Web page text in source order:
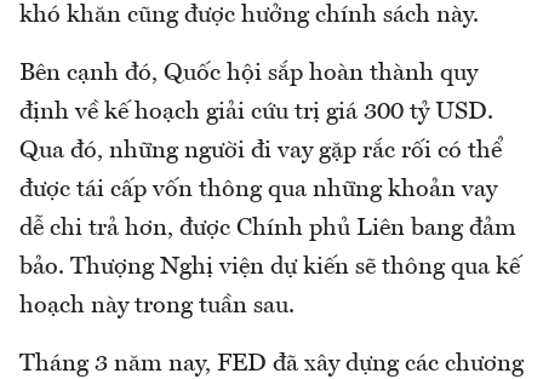
khó khăn cũng được hưởng chính sách này.
Bên cạnh đó, Quốc hội sắp hoàn thành quy
định về kế hoạch giải cứu trị giá 300 tỷ USD.
Qua đó, những người đi vay gặp rắc rối có thể
được tái cấp vốn thông qua những khoản vay
dễ chi trả hơn, được Chính phủ Liên bang đảm
bảo. Thượng Nghị viện dự kiến sẽ thông qua kế
hoạch này trong tuần sau.
Tháng 3 năm nay, FED đã xây dựng các chương